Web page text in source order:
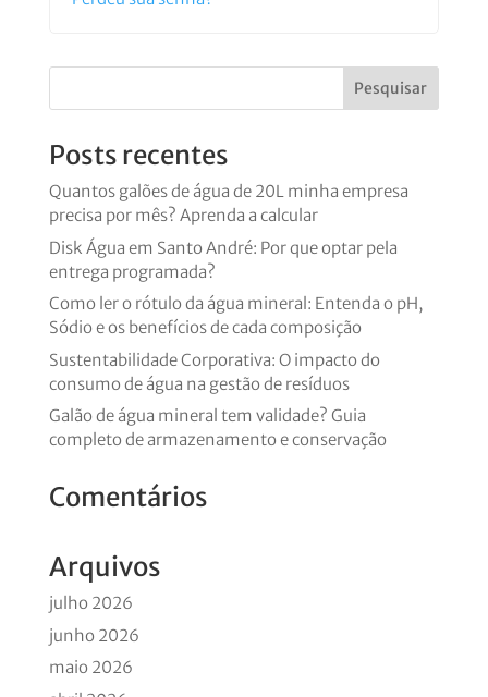
Posts recentes
Quantos galões de água de 20L minha empresa
precisa por mês? Aprenda a calcular
Disk Água em Santo André: Por que optar pela
entrega programada?
Como ler o rótulo da água mineral: Entenda o pH,
Sódio e os benefícios de cada composição
Sustentabilidade Corporativa: O impacto do
consumo de água na gestão de resíduos
Galão de água mineral tem validade? Guia
completo de armazenamento e conservação
Comentários
Arquivos
julho 2026
junho 2026
maio 2026